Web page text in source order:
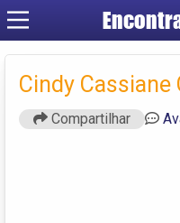
Cindy Cassiane
Compartilhar